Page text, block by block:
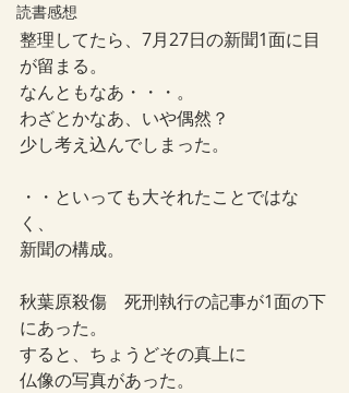
読書感想
整理してたら、7月27日の新聞1面に目
が留まる。
なんともなあ・・・。
わざとかなあ、いや偶然？
少し考え込んでしまった。
・・といっても大それたことではな
く、
新聞の構成。
秋葉原殺傷　死刑執行の記事が1面の下
にあった。
すると、ちょうどその真上に
仏像の写真があった。